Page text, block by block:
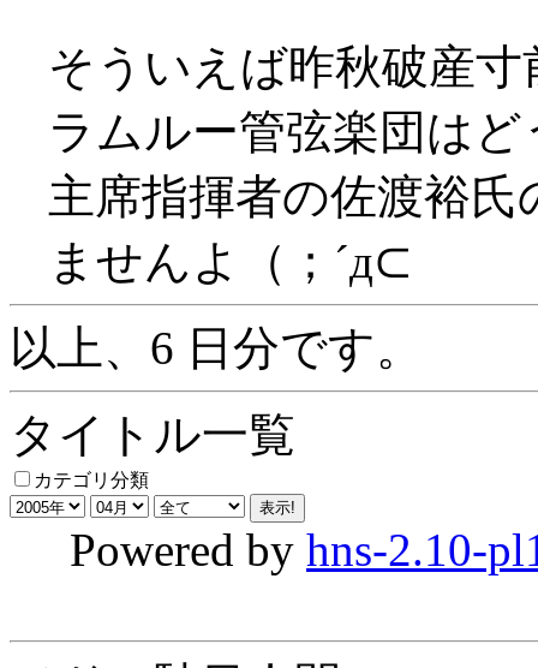
そういえば昨秋破産
ラムルー管弦楽団は
主席指揮者の佐渡裕
ませんよ（；´д⊂
以上、6 日分です。
タイトル一覧
カテゴリ分類
Powered by hns-2.10-